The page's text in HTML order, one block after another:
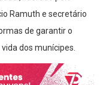
Ramuth e secretário
de garantir o
dos munícipes.